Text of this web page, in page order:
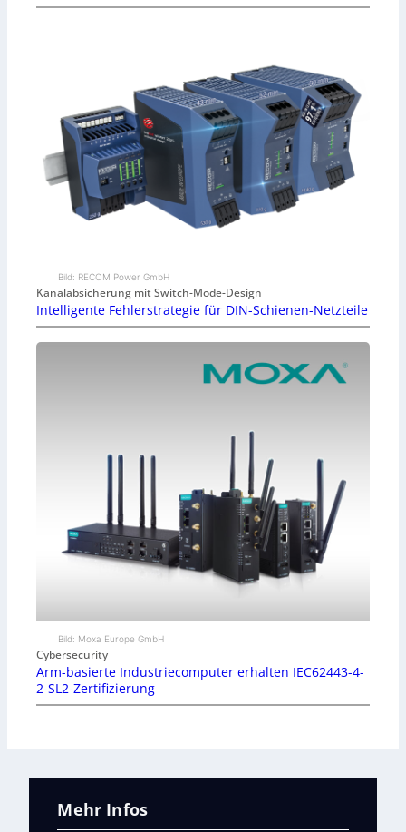
Bild: RECOM Power GmbH
Kanalabsicherung mit Switch-Mode-Design
Intelligente Fehlerstrategie für DIN-Schienen-Netzteile
Bild: Moxa Europe GmbH
Cybersecurity
Arm-basierte Industriecomputer erhalten IEC62443-4-
2-SL2-Zertifizierung
Mehr Infos